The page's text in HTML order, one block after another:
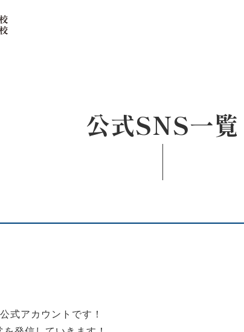
泉ヶ丘校のめざす教育 環境・施設
公式SNS一覧
式アカウントです！